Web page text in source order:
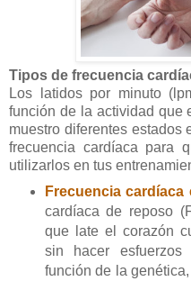
Tipos de frecuencia
Los latidos por minuto
función de la actividad que
muestro diferentes estados
frecuencia cardíaca para
utilizarlos en tus
Frecuencia cardíaca
cardíaca de reposo
que late el corazón
sin hacer
función de la